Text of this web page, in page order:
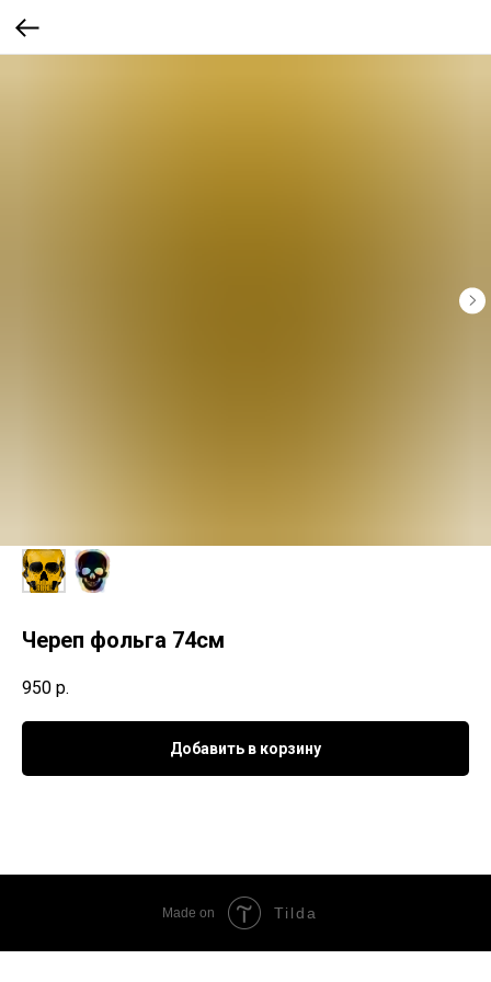
Череп фольга 74см
950 р.
Добавить в корзину
Made on Tilda